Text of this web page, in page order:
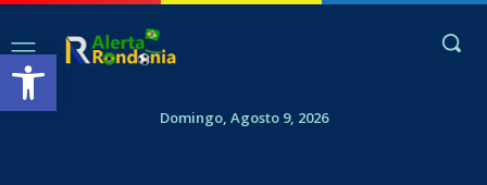
Abrir a barra de ferramentas
Domingo, Agosto 9, 2026